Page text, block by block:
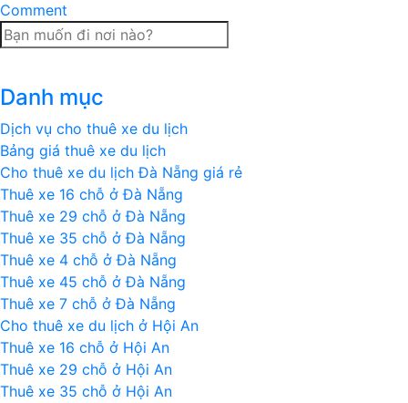
Comment
Địa
chỉ
thưởng
thức
bún
Huế
ở
Hà
Nội
Danh mục
Dịch vụ cho thuê xe du lịch
Bảng giá thuê xe du lịch
Cho thuê xe du lịch Đà Nẵng giá rẻ
Thuê xe 16 chỗ ở Đà Nẵng
Thuê xe 29 chỗ ở Đà Nẵng
Thuê xe 35 chỗ ở Đà Nẵng
Thuê xe 4 chỗ ở Đà Nẵng
Thuê xe 45 chỗ ở Đà Nẵng
Thuê xe 7 chỗ ở Đà Nẵng
Cho thuê xe du lịch ở Hội An
Thuê xe 16 chỗ ở Hội An
Thuê xe 29 chỗ ở Hội An
Thuê xe 35 chỗ ở Hội An